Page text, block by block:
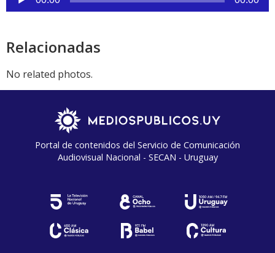
de
Relacionadas
No related photos.
Portal de contenidos del Servicio de Comunicación
Audiovisual Nacional - SECAN - Uruguay